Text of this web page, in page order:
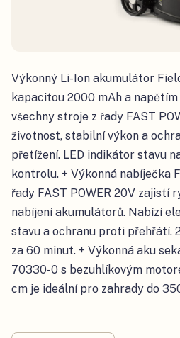
Výkonný Li-Ion akumulátor
kapacitou 2000 mAh a
všechny stroje z řady FAST
životnost, stabilní výkon a
přetížení. LED indikátor stavu
kontrolu. + Výkonná nabíječka
řady FAST POWER 20V zajistí
nabíjení akumulátorů. Nabízí
stavu a ochranu proti přehřátí.
za 60 minut. + Výkonná aku
70330-0 s bezuhlíkovým
cm je ideální pro zahrady do